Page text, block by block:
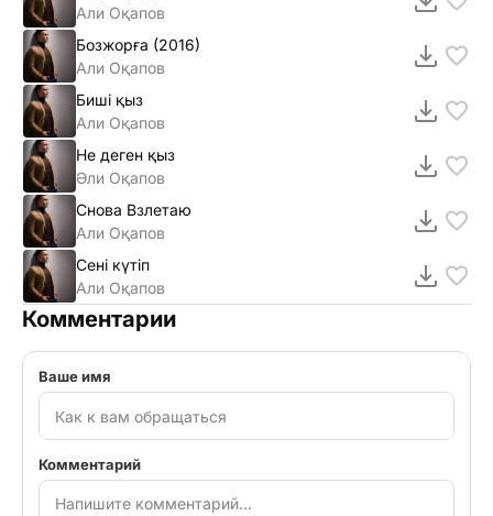
Али Оқапов
Бозжорға (2016)
Али Оқапов
Биші қыз
Али Оқапов
Не деген қыз
Әли Оқапов
Снова Взлетаю
Али Оқапов
Сені күтіп
Али Оқапов
Комментарии
Ваше имя
Комментарий